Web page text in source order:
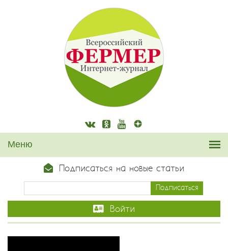
Подписаться на новые статьи
Войти